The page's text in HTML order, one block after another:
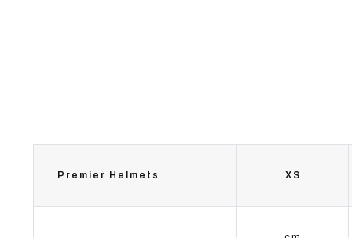
Premier Helmets XS